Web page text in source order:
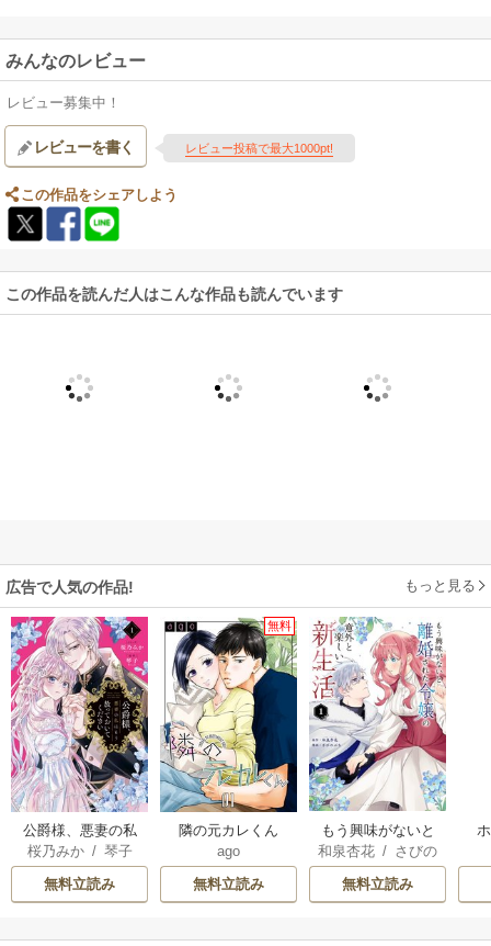
みんなのレビュー
レビュー募集中！
レビューを書く レビュー投稿で最大1000pt!
この作品をシェアしよう
この作品を読んだ人はこんな作品も読んでいます
広告で人気の作品! もっと見る
公爵様、悪妻の私
はもう放っておい
てください
桜乃みか/ 琴子
無料立読み
無料
隣の元カレくん
ago
無料立読み
もう興味がないと
離婚された令嬢の
意外と楽しい新生
活
和泉杏花 / さびの
ぶち
無料立読み